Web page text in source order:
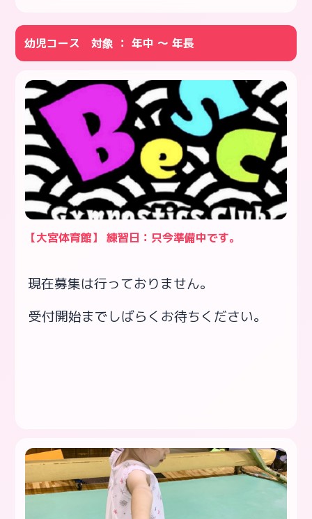
幼児コース 対象 ： 年中 ～ 年長
【大宮体育館】 練習日：只今準備中です。
現在募集は行っておりません。
受付開始までしばらくお待ちください。